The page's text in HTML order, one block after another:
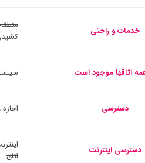
خدمات و راحتی
اتاقها موجود است
دسترسی
دسترسی اینترنت
اتاق